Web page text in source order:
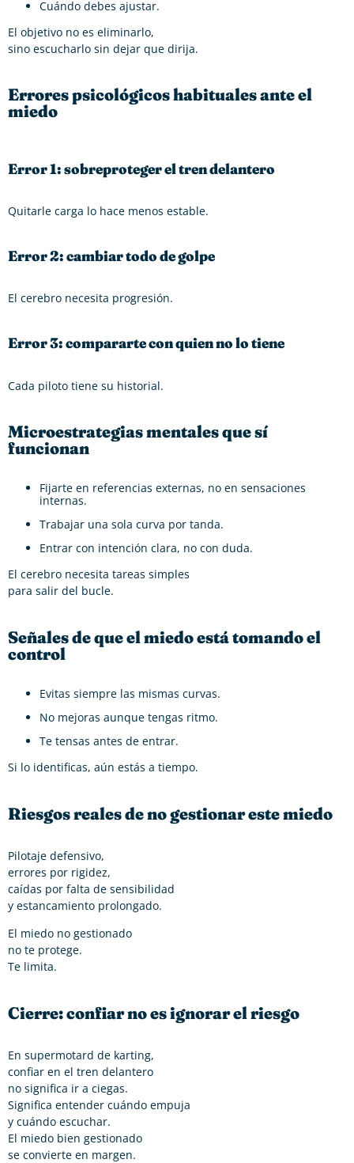
Cuándo debes ajustar.
El objetivo no es eliminarlo,
sino escucharlo sin dejar que dirija.
Errores psicológicos habituales ante el
miedo
Error 1: sobreproteger el tren delantero
Quitarle carga lo hace menos estable.
Error 2: cambiar todo de golpe
El cerebro necesita progresión.
Error 3: compararte con quien no lo tiene
Cada piloto tiene su historial.
Microestrategias mentales que sí
funcionan
Fijarte en referencias externas, no en sensaciones
internas.
Trabajar una sola curva por tanda.
Entrar con intención clara, no con duda.
El cerebro necesita tareas simples
para salir del bucle.
Señales de que el miedo está tomando el
control
Evitas siempre las mismas curvas.
No mejoras aunque tengas ritmo.
Te tensas antes de entrar.
Si lo identificas, aún estás a tiempo.
Riesgos reales de no gestionar este miedo
Pilotaje defensivo,
errores por rigidez,
caídas por falta de sensibilidad
y estancamiento prolongado.
El miedo no gestionado
no te protege.
Te limita.
Cierre: confiar no es ignorar el riesgo
En supermotard de karting,
confiar en el tren delantero
no significa ir a ciegas.
Significa entender cuándo empuja
y cuándo escuchar.
El miedo bien gestionado
se convierte en margen.